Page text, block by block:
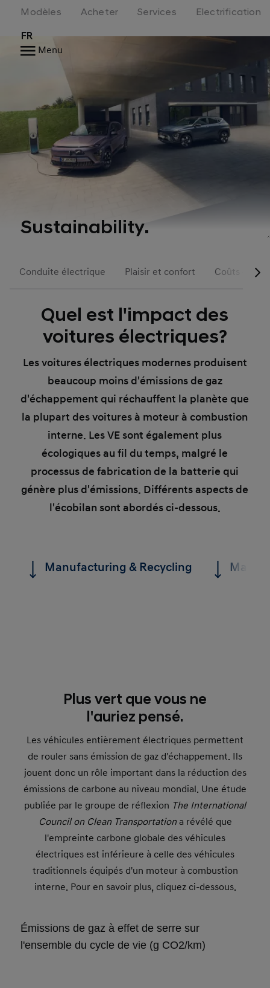
Modèles Acheter Services Electrification
FR
Menu
Sustainability.
Conduite électrique Plaisir et confort Coûts et
Quel est l'impact des
voitures électriques?
Les voitures électriques modernes produisent
beaucoup moins d'émissions de gaz
d'échappement qui réchauffent la planète que
la plupart des voitures à moteur à combustion
interne. Les VE sont également plus
écologiques au fil du temps, malgré le
processus de fabrication de la batterie qui
génère plus d'émissions. Différents aspects de
l'écobilan sont abordés ci-dessous.
Manufacturing & Recycling
Plus vert que vous ne
l'auriez pensé.
Les véhicules entièrement électriques permettent
de rouler sans émission de gaz d'échappement. Ils
jouent donc un rôle important dans la réduction des
émissions de carbone au niveau mondial. Une étude
publiée par le groupe de réflexion The International
Council on Clean Transportationa révélé que
l'empreinte carbone globale des véhicules
électriques est inférieure à celle des véhicules
traditionnels équipés d'un moteur à combustion
interne. Pour en savoir plus, cliquez ci-dessous.
Émissions de gaz à effet de serre sur
l'ensemble du cycle de vie (g CO2/km)